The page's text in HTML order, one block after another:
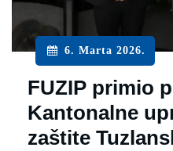
6. Marta 2026.
FUZIP primio
Kantonalne
zaštite